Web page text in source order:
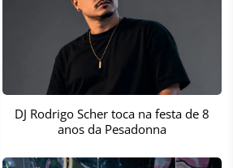
DJ Rodrigo Scher toca na festa de 8
anos da Pesadonna